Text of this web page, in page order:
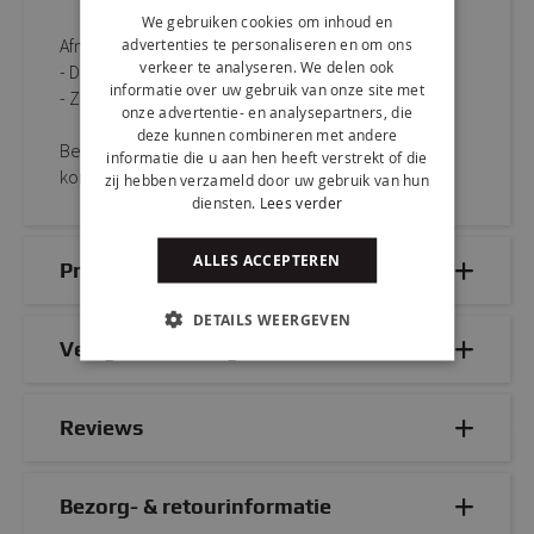
Afmetingen:
- D 53 cm x B 48 cm x H 85 cm
- Zithoogte: 48 cm
Bestel KICK kuipstoel VELVET eenvoudig online of
kom proefzitten in onze sfeervolle showroom.
Productdetails
Veelgestelde vragen
Reviews
Bezorg- & retourinformatie
We gebruiken cookies om inhoud en
advertenties te personaliseren en om ons
verkeer te analyseren. We delen ook
informatie over uw gebruik van onze site met
onze advertentie- en analysepartners, die
deze kunnen combineren met andere
informatie die u aan hen heeft verstrekt of die
zij hebben verzameld door uw gebruik van hun
diensten. Lees verder
ALLES ACCEPTEREN
DETAILS WEERGEVEN